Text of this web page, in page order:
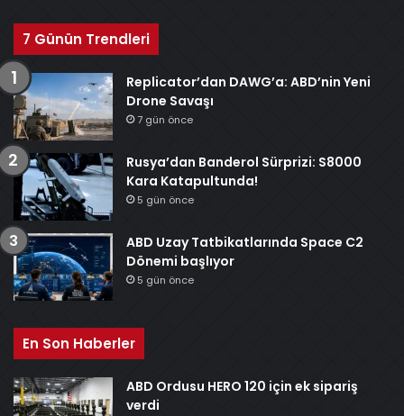
7 Günün Trendleri
Replicator’dan DAWG’a: ABD’nin Yeni
Drone Savaşı
7 gün önce
Rusya’dan Banderol Sürprizi: S8000
Kara Katapultunda!
5 gün önce
ABD Uzay Tatbikatlarında Space C2
Dönemi başlıyor
5 gün önce
En Son Haberler
ABD Ordusu HERO 120 için ek sipariş
verdi